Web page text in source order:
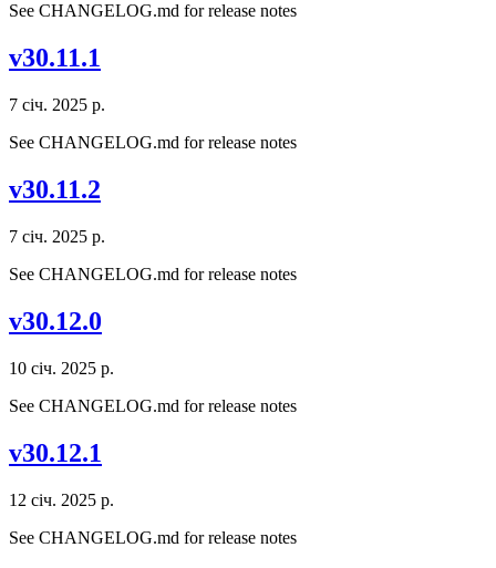
See CHANGELOG.md for release notes
v30.11.1
7 січ. 2025 р.
See CHANGELOG.md for release notes
v30.11.2
7 січ. 2025 р.
See CHANGELOG.md for release notes
v30.12.0
10 січ. 2025 р.
See CHANGELOG.md for release notes
v30.12.1
12 січ. 2025 р.
See CHANGELOG.md for release notes